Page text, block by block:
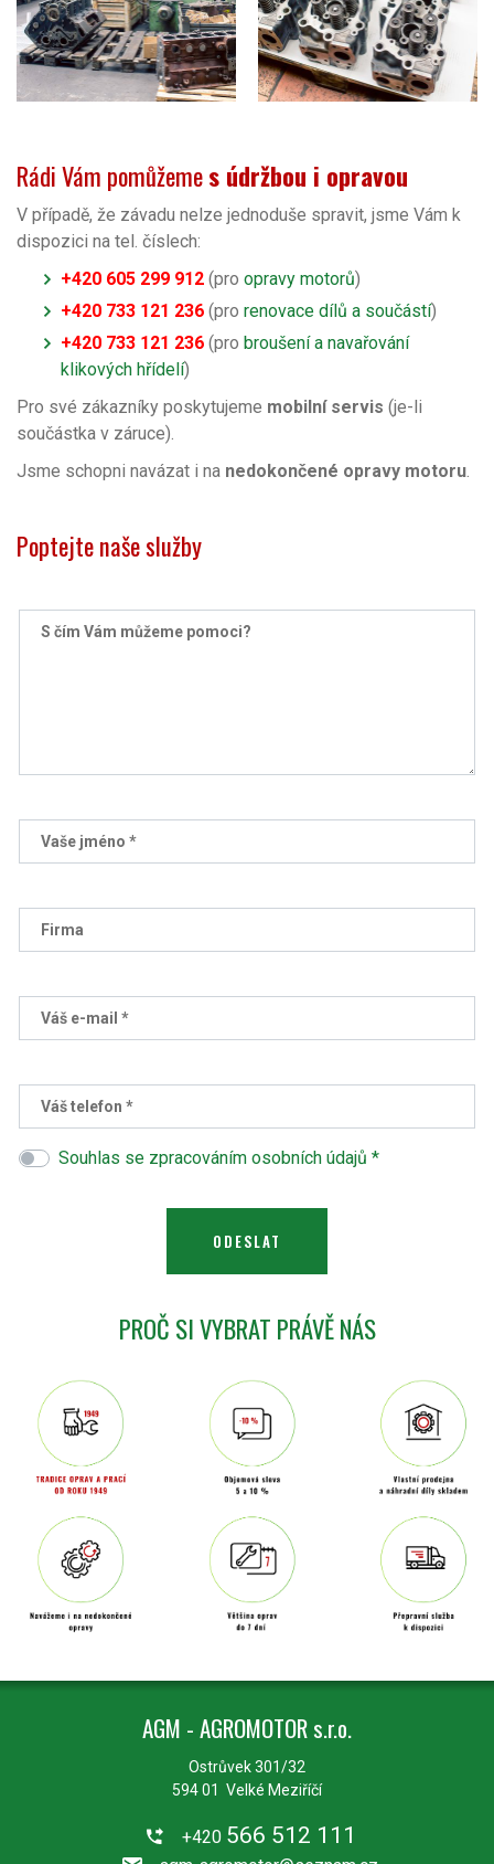
Rádi Vám pomůžemes údržbou i opravou
V případě, že závadu nelze jednoduše spravit, jsme Vám k
dispozici na tel. číslech:
+420 605 299 912 (pro opravy motorů)
+420 733 121 236 (pro renovace dílů a součástí)
+420 733 121 236 (pro broušení a navařování
klikových hřídelí)
Pro své zákazníky poskytujeme mobilní servis (je-li
součástka v záruce).
Jsme schopni navázat i na nedokončené opravy motoru.
Poptejte naše služby
S čím Vám můžeme pomoci?
Vaše jméno *
Firma
Váš e-mail *
Váš telefon *
Souhlas se zpracováním osobních údajů *
PROČ SI VYBRAT PRÁVĚ NÁS
AGM - AGROMOTOR s.r.o.
Ostrůvek 301/32
594 01 Velké Meziříčí
+420 566 512 111